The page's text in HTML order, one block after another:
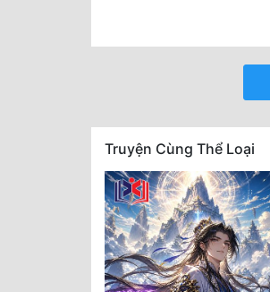
Truyện Cùng Thể Loại